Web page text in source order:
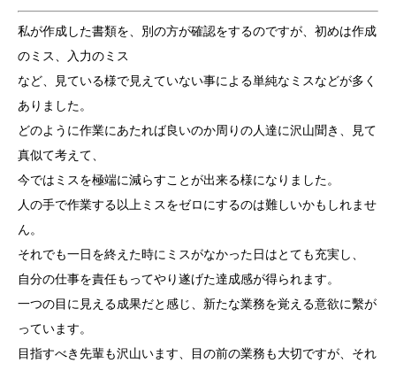
私が作成した書類を、別の方が確認をするのですが、初めは作成
のミス、入力のミス
など、見ている様で見えていない事による単純なミスなどが多く
ありました。
どのように作業にあたれば良いのか周りの人達に沢山聞き、見て
真似て考えて、
今ではミスを極端に減らすことが出来る様になりました。
人の手で作業する以上ミスをゼロにするのは難しいかもしれませ
ん。
それでも一日を終えた時にミスがなかった日はとても充実し、
自分の仕事を責任もってやり遂げた達成感が得られます。
一つの目に見える成果だと感じ、新たな業務を覚える意欲に繫が
っています。
目指すべき先輩も沢山います、目の前の業務も大切ですが、それ